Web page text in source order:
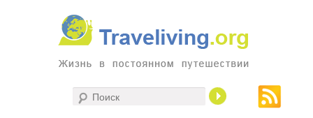
Traveliving
Жизнь в постоянном путешествии